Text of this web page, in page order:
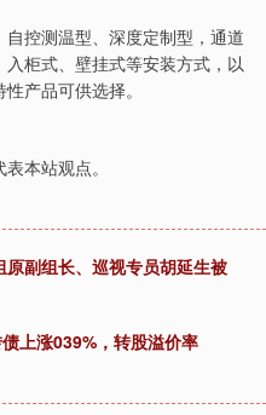
控测温型、深度定制型，通道
柜式、壁挂式等安装方式，以
产品可供选择。
本站观点。
副组长、巡视专员胡延生被
上涨039%，转股溢价率